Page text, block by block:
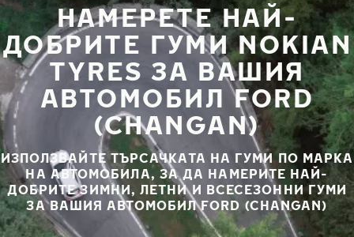
НАМЕРЕТЕ НАЙ-
ДОБРИТЕ ГУМИ NOKIAN
TYRES ЗА ВАШИЯ
АВТОМОБИЛ FORD
(CHANGAN)
ИЗПОЛЗВАЙТЕ ТЪРСАЧКАТА НА ГУМИ ПО МАРКА
НА АВТОМОБИЛА, ЗА ДА НАМЕРИТЕ НАЙ-
ДОБРИТЕ ЗИМНИ, ЛЕТНИ И ВСЕСЕЗОННИ ГУМИ
ЗА ВАШИЯ АВТОМОБИЛ FORD (CHANGAN)